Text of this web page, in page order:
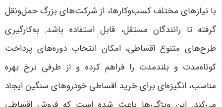
با نیازهای مختلف کسب‌وکارها، از شرکت‌های بزرگ حمل‌ونقل
گرفته تا رانندگان مستقل، قابل استفاده باشد. به‌کارگیری
طرح‌های متنوع اقساطی، امکان انتخاب دوره‌های پرداخت
کوتاه‌مدت و بلندمدت را فراهم کرده و از طرفی نرخ بهره
مناسب، انگیزه‌ای برای خرید اقساطی خودروهای سنگین ایجاد